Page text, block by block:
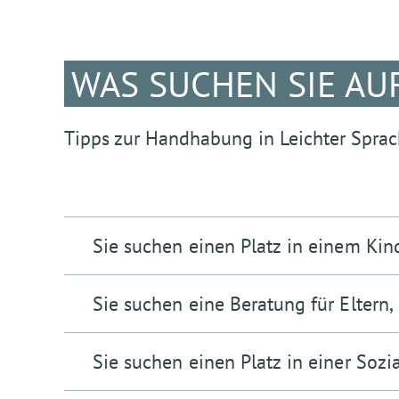
WAS SUCHEN SIE
Tipps zur Handhabung in Leichter
Sie suchen einen Platz in einem
Dann klicken Sie auf den Bereich „Kinder“ und
auf die Eingabetaste (Enter/Return, die große
Tastatur). Jetzt sehen Sie eine Liste mit
Sie suchen eine Beratung für
Dann klicken Sie auf den Bereich „Jugend und
Sie suchen einen Platz in einer